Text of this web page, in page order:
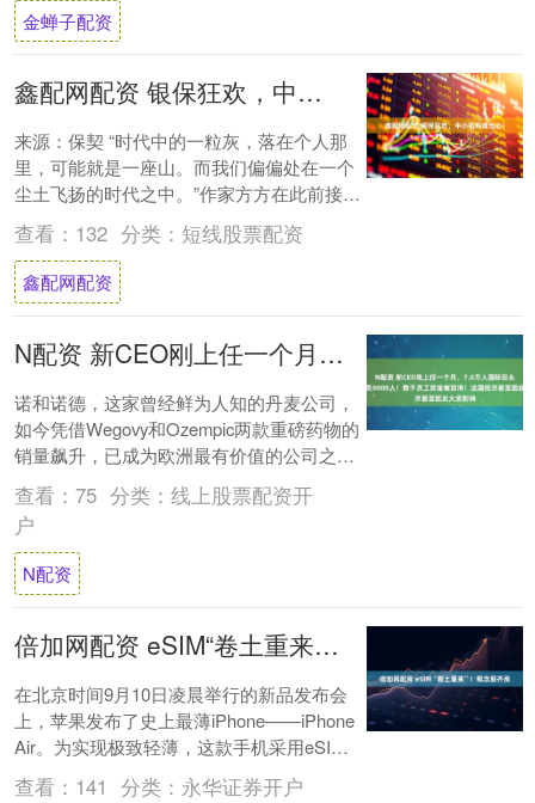
金蝉子配资
鑫配网配资 银保狂欢，中小机构请当心！
来源：保契 “时代中的一粒灰，落在个人那
里，可能就是一座山。而我们偏偏处在一个
尘土飞扬的时代之中。”作家方方在此前接受
采访时，如是说。 回望悠长岁月，历史的尘
埃....
查看： 132 分类： 短线股票配资
鑫配网配资
N配资 新CEO刚上任一个月，7.8万人国际巨头宣布：裁员9000人！数千员工奖金被取消！这国经济甚至因此大受影响
诺和诺德，这家曾经鲜为人知的丹麦公司，
如今凭借Wegovy和Ozempic两款重磅药物的
销量飙升，已成为欧洲最有价值的公司之
一。 但随着全球市场的变化，这家明星....
查看： 75 分类： 线上股票配资开
户
N配资
倍加网配资 eSIM“卷土重来”！概念股齐涨
在北京时间9月10日凌晨举行的新品发布会
上，苹果发布了史上最薄iPhone——iPhone
Air。为实现极致轻薄，这款手机采用eSIM
设计以节省内部空间。据苹....
查看： 141 分类： 永华证券开户